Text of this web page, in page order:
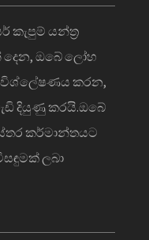
කැපුම් යන්ත්‍ර
ඔබේ ලෝහ
විශ්ලේෂණය කරන,
දියුණු කරයි.ඔබේ
කර්මාන්තයට
ලබා